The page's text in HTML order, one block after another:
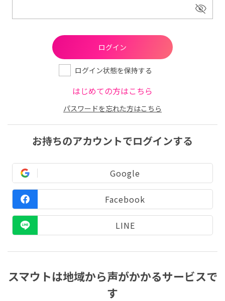
ログイン状態を保持する
はじめての方はこちら
パスワードを忘れた方はこちら
お持ちのアカウントでログインする
Google
Facebook
LINE
スマウトは地域から声がかかるサービスで
す